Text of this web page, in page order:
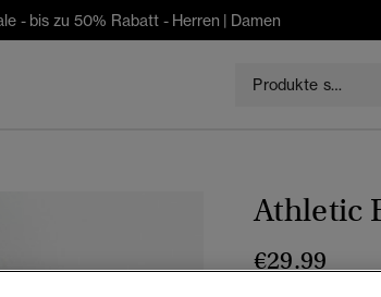
- bis zu 50% Rabatt - Herren | Damen
Athletic
€29.99